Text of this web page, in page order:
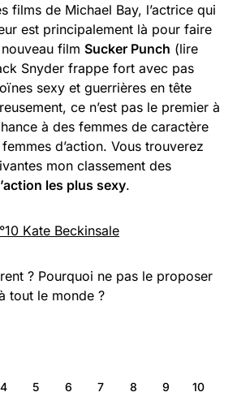
films de Michael Bay, l’actrice qui
est principalement là pour faire
film Sucker Punch (lire
Snyder frappe fort avec pas
sexy et guerrières en tête
ce n’est pas le premier à
à des femmes de caractère
d’action. Vous trouverez
mon classement des
les plus sexy.
Kate Beckinsale
? Pourquoi ne pas le proposer
tout le monde ?
4 5 6 7 8 9 10